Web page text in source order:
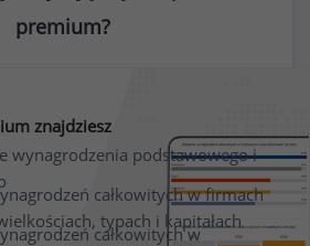
premium?
znajdziesz
wynagrodzenia podstawowego i
całkowitych w firmach
typach i kapitałach
całkowitych w